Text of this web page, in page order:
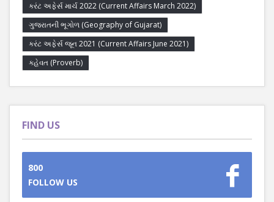
કરંટ અફેર્સ માર્ચ 2022 (Current Affairs March 2022)
ગુજરાતની ભૂગોળ (Geography of Gujarat)
કરંટ અફેર્સ જૂન 2021 (Current Affairs June 2021)
કહેવત (Proverb)
FIND US
800
FOLLOW US